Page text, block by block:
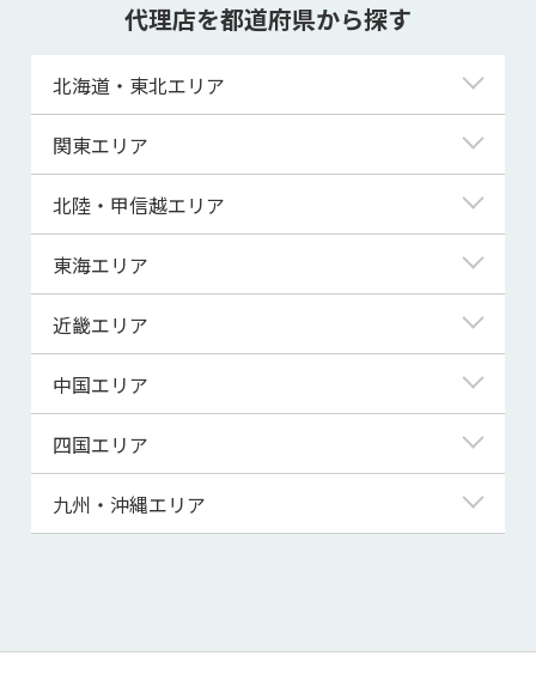
代理店を都道府県から探す
北海道・東北エリア
北海道
青森県
宮城県
秋田県
山形県
関東エリア
東京都
神奈川県
埼玉県
千葉県
茨城県
群馬県
北陸・甲信越エリア
新潟県
富山県
福井県
山梨県
長野県
東海エリア
岐阜県
静岡県
三重県
近畿エリア
滋賀県
京都府
大阪府
兵庫県
和歌山県
中国エリア
鳥取県
島根県
山口県
四国エリア
徳島県
高知県
九州・沖縄エリア